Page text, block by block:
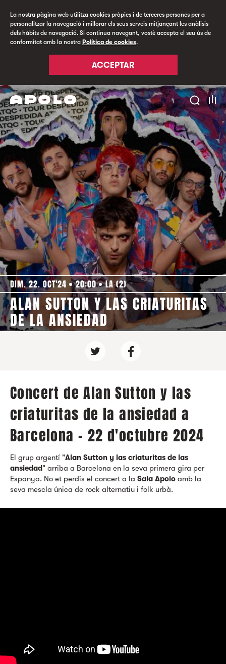
La nostra pàgina web utilitza cookies pròpies i de terceres persones per a
personalitzar la navegació i millorar els seus serveis mitjançant les anàlisis
dels hàbits de navegació. Si continua navegant, vostè accepta el seu ús de
conformitat amb la nostra Política de cookies.
ACCEPTAR
DIM. 22. OCT'24 20:00 LA (2)
ALAN SUTTON Y LAS CRIATURITAS
DE LA ANSIEDAD
Concert de Alan Sutton y las
criaturitas de la ansiedad a
Barcelona - 22 d'octubre 2024
El grup argentí "Alan Sutton y las criaturitas de las
ansiedad" arriba a Barcelona en la seva primera gira per
Espanya. No et perdis el concert a la Sala Apolo amb la
seva mescla única de rock alternatiu i folk urbà.